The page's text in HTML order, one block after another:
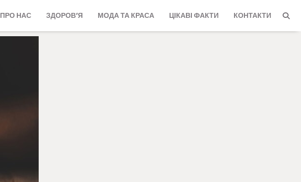
ПРО НАС ЗДОРОВ’Я МОДА ТА КРАСА ЦІКАВІ ФАКТИ КОНТАКТИ